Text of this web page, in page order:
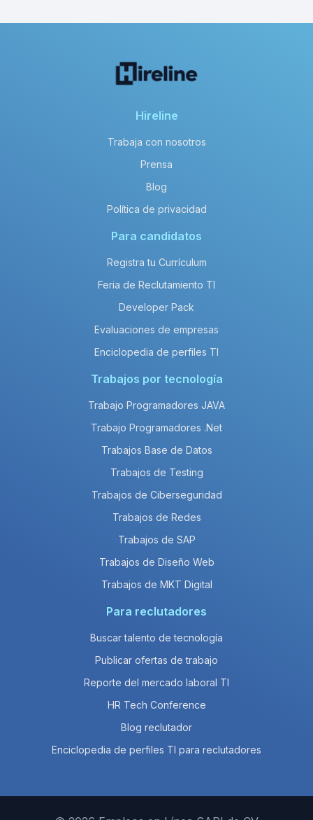
Hireline
Trabaja con nosotros
Prensa
Blog
Política de privacidad
Para candidatos
Registra tu Currículum
Feria de Reclutamiento TI
Developer Pack
Evaluaciones de empresas
Enciclopedia de perfiles TI
Trabajos por tecnología
Trabajo Programadores JAVA
Trabajo Programadores .Net
Trabajos Base de Datos
Trabajos de Testing
Trabajos de Ciberseguridad
Trabajos de Redes
Trabajos de SAP
Trabajos de Diseño Web
Trabajos de MKT Digital
Para reclutadores
Buscar talento de tecnología
Publicar ofertas de trabajo
Reporte del mercado laboral TI
HR Tech Conference
Blog reclutador
Enciclopedia de perfiles TI para reclutadores